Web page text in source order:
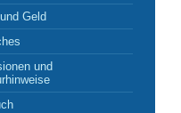
Geld
und